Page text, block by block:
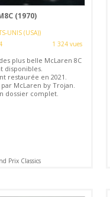
(1970)
UNIS (USA))
1 324 vues
plus belle McLaren 8C
disponibles.
restaurée en 2021.
McLaren by Trojan.
dossier complet.
Prix Classics